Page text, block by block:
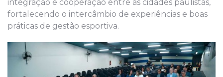
integração e cooperação entre as cidades paulistas,
fortalecendo o intercâmbio de experiências e boas
práticas de gestão esportiva.